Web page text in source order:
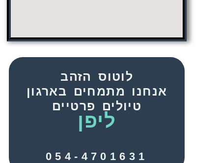
לוטוס הזהב
אנחנו מתמחים בארגון
טיולים פרטיים
ליפן
054-4701631